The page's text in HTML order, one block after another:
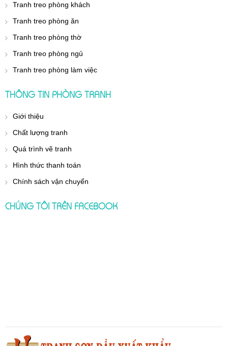
Tranh treo phòng khách
Tranh treo phòng ăn
Tranh treo phòng thờ
Tranh treo phòng ngủ
Tranh treo phòng làm việc
THÔNG TIN PHÒNG TRANH
Giới thiệu
Chất lượng tranh
Quá trình vẽ tranh
Hình thức thanh toán
Chính sách vận chuyển
CHÚNG TÔI TRÊN FACEBOOK